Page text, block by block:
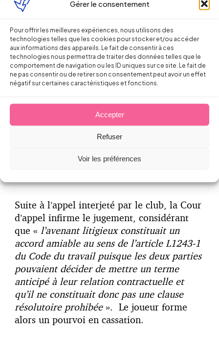
Gérer le consentement
Pour offrir les meilleures expériences, nous utilisons des
technologies telles que les cookies pour stocker et/ou accéder
aux informations des appareils. Le fait de consentir à ces
technologies nous permettra de traiter des données telles que le
comportement de navigation ou les ID uniques sur ce site. Le fait de
ne pas consentir ou de retirer son consentement peut avoir un effet
négatif sur certaines caractéristiques et fonctions.
Accepter
Refuser
Voir les préférences
Contestant la rupture, le joueur saisi le
rupture soit imputée au club et que ce
dernier soit condamné à lui verser des
dommages et intérêts ainsi qu’un rappel de
salaire. La juridiction fait doit à la demande
du joueur et condamne le club à lui verser
dommages et intérêts ainsi qu’un rappel de
salaire. Cette somme correspondant a
minima aux salaires restants dus jusqu’au
L.1243-4 du code du travail.
Suite à l’appel interjeté par le club, la Cour
d’appel infirme le jugement, considérant
que « l’avenant litigieux constituait un
accord amiable au sens de l’article L1243-1
du Code du travail puisque les deux parties
pouvaient décider de mettre un terme
anticipé à leur relation contractuelle et
qu’il ne constituait donc pas une clause
résolutoire prohibée». Le joueur forme
alors un pourvoi en cassation.